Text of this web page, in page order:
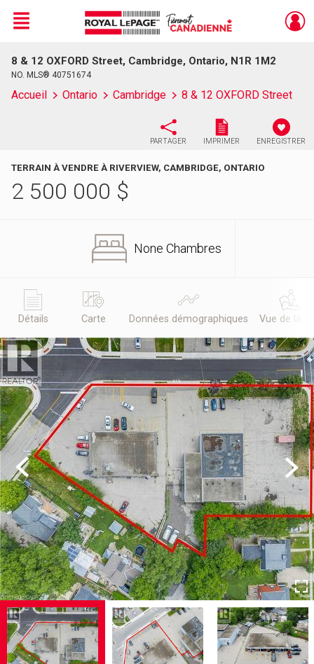
Live
En Direct
Menu
8 & 12 OXFORD Street, Cambridge, Ontario, N1R 1M2
NO. MLS® 40751674
Accueil Ontario Cambridge 8 & 12 OXFORD Street
PARTAGER IMPRIMER ENREGISTRER
TERRAIN À VENDRE À RIVERVIEW, CAMBRIDGE, ONTARIO
2 500 000 $
None Chambres
Détails Carte Données démographiques Vue de la
Previous Next